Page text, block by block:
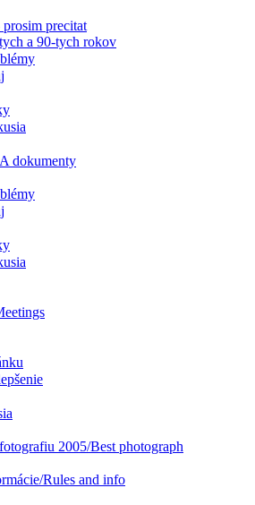
precitat
a 90-tych rokov
dokumenty
2005/Best photograph
Rules and info